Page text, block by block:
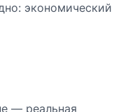
экономический
— реальная